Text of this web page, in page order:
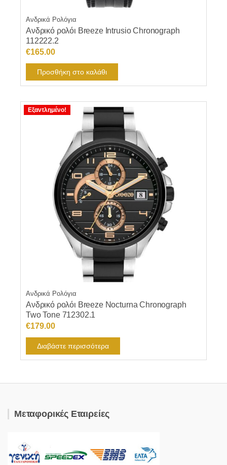
Ανδρικά Ρολόγια
Ανδρικό ρολόι Breeze Intrusio Chronograph
112222.2
€165.00
Προσθήκη στο καλάθι
Εξαντλημένο!
Ανδρικά Ρολόγια
Ανδρικό ρολόι Breeze Nocturna Chronograph
Two Tone 712302.1
€179.00
Διαβάστε περισσότερα
Μεταφορικές Εταιρείες